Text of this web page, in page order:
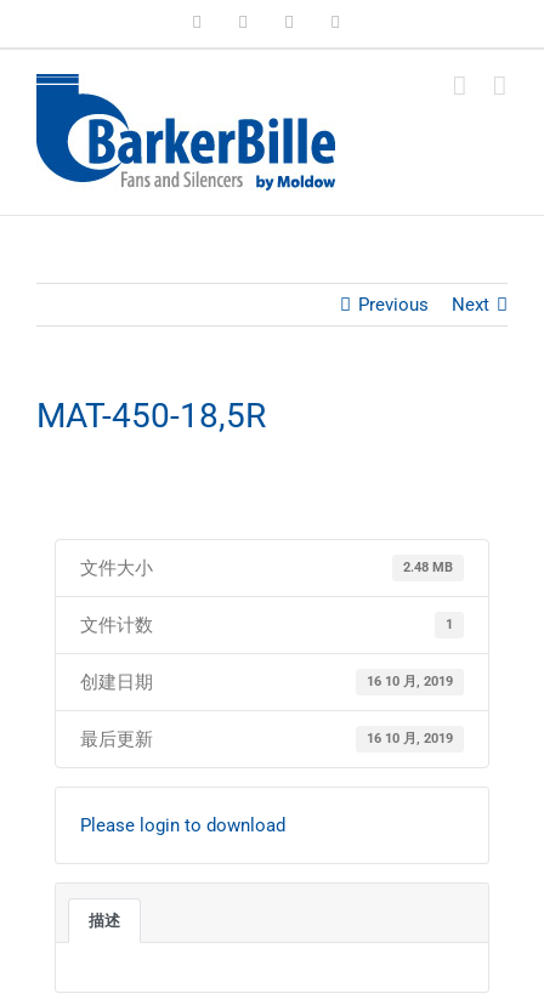
LinkedInFacebookInstagram
Previous Next
MAT-450-18,5R
文件大小 2.48 MB
文件计数 1
创建日期 16 10 月, 2019
最后更新 16 10 月, 2019
Please login to download
描述